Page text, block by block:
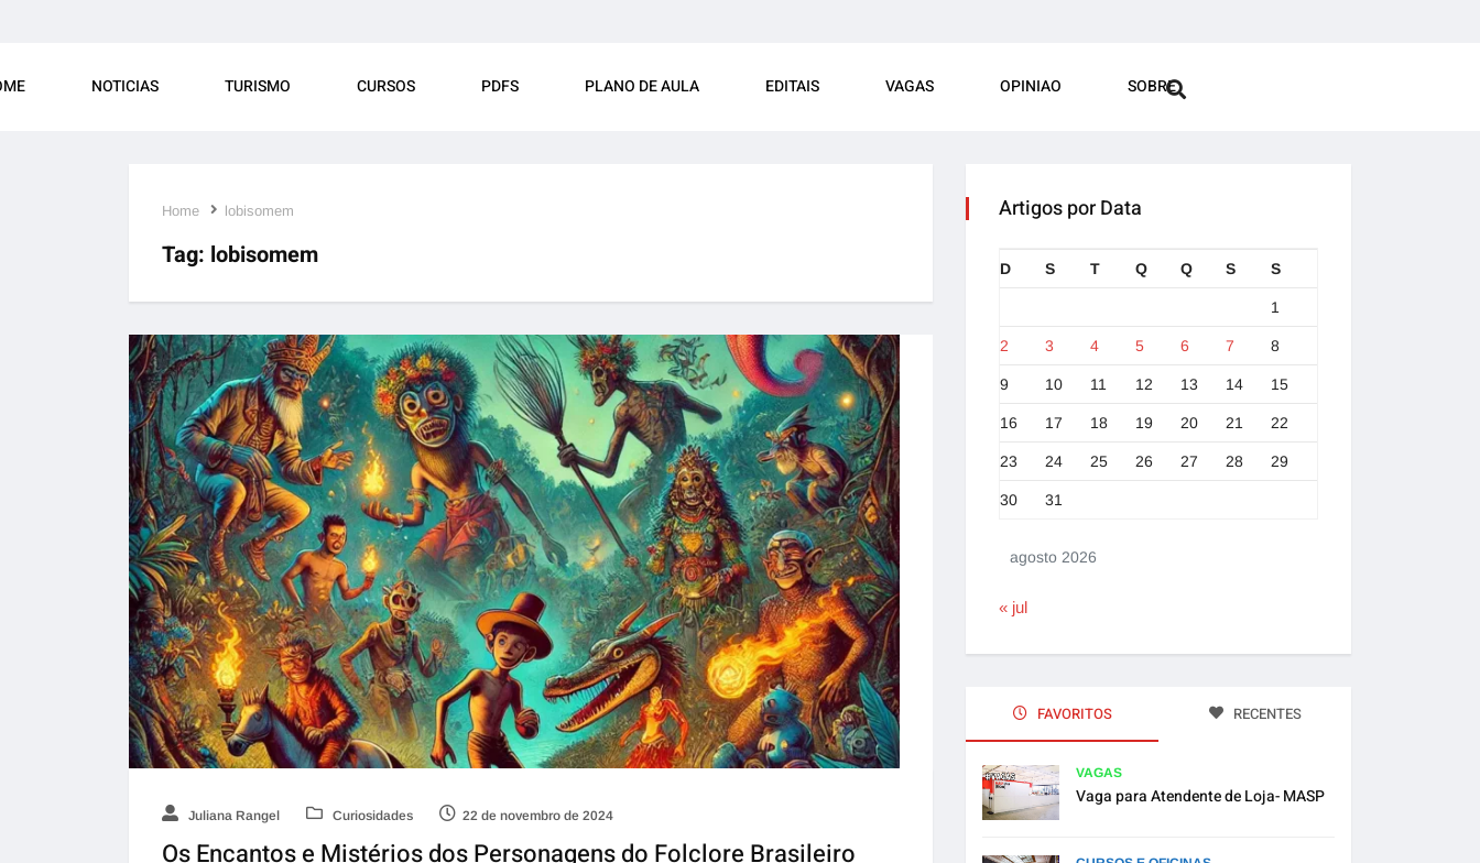
NOTICIAS TURISMO CURSOS PDFS PLANO DE AULA EDITAIS VAGAS OPINIAO SOBRE
Home lobisomem
Tag: lobisomem
Juliana Rangel Curiosidades 22 de novembro de 2024
Os Encantos e Mistérios dos Personagens do Folclore Brasileiro
Artigos por Data
agosto 2026
D S T Q Q S S
1
2 3 4 5 6 7 8
9 10 11 12 13 14 15
16 17 18 19 20 21 22
23 24 25 26 27 28 29
30 31
« jul
FAVORITOS RECENTES
VAGAS
Vaga para Atendente de Loja- MASP